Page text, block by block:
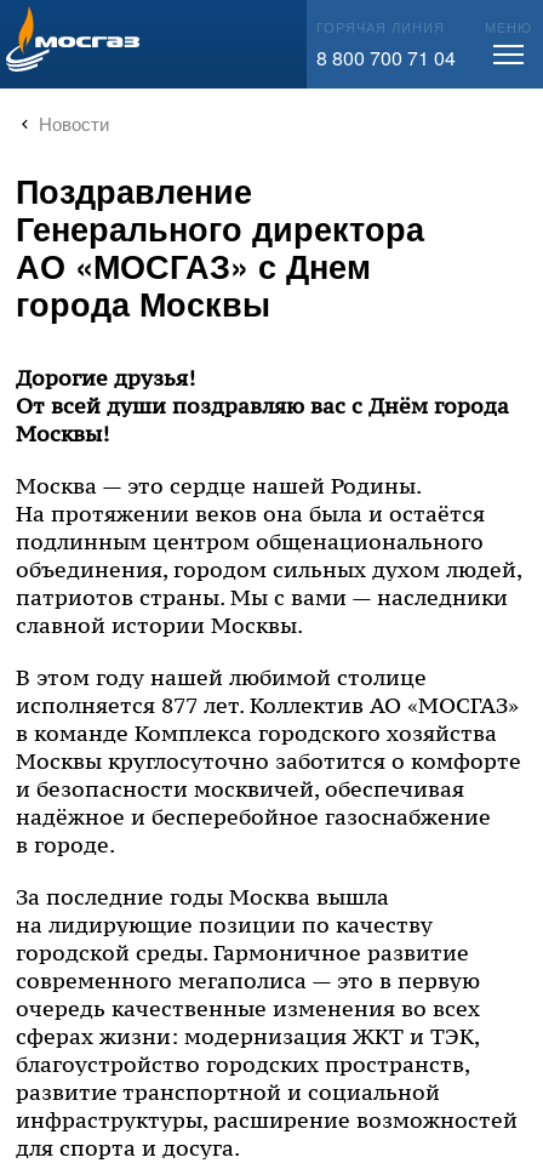
info@mos-gaz.ru ГОРЯЧАЯ ЛИНИЯ
8 800 700 71 04
МЕНЮ
Новости
Поздравление
Генерального директора
АО «МОСГАЗ» с Днем
города Москвы
Дорогие друзья!
От всей души поздравляю вас с Днём города
Москвы!
Москва — это сердце нашей Родины.
На протяжении веков она была и остаётся
подлинным центром общенационального
объединения, городом сильных духом людей,
патриотов страны. Мы с вами — наследники
славной истории Москвы.
В этом году нашей любимой столице
исполняется 877 лет. Коллектив АО «МОСГАЗ»
в команде Комплекса городского хозяйства
Москвы круглосуточно заботится о комфорте
и безопасности москвичей, обеспечивая
надёжное и бесперебойное газоснабжение
в городе.
За последние годы Москва вышла
на лидирующие позиции по качеству
городской среды. Гармоничное развитие
современного мегаполиса — это в первую
очередь качественные изменения во всех
сферах жизни: модернизация ЖКТ и ТЭК,
благоустройство городских пространств,
развитие транспортной и социальной
инфраструктуры, расширение возможностей
для спорта и досуга.